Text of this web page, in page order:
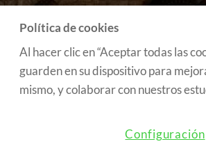
> Cursos
EN EL
Política de cookies
Al hacer clic en “Aceptar todas las
guarden en su dispositivo para
mismo, y colaborar con nuestros
Configuración